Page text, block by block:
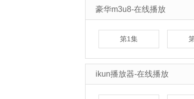
豪华m3u8-在线播放
第1集
ikun播放器-在线播放